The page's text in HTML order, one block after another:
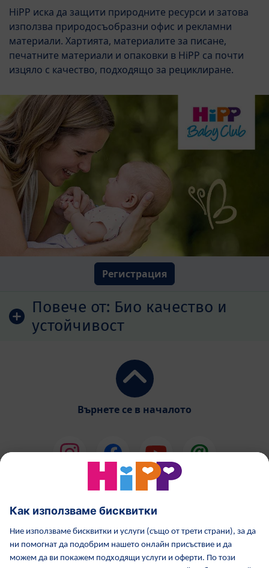
HiPP иска да защити природните ресурси и затова
използва природосъобразни офис и рекламни
материали. Хартията, материалите за писане,
печатните материали и опаковки в HiPP са почти
изцяло с качество, подходящо за рециклиране.
Регистрация
Повече от: Био качество и
устойчивост
Върнете се в началото
HiPP по време бременност